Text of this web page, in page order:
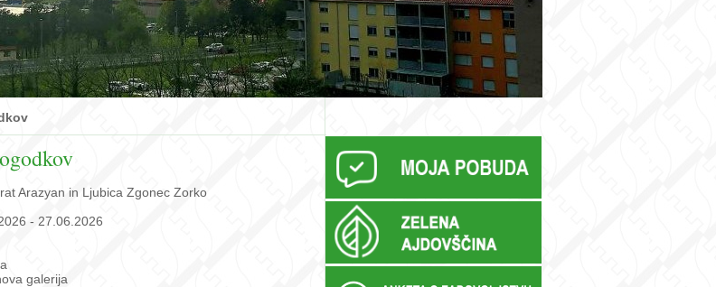
Arazyan in Ljubica Zgonec Zorko
- 27.06.2026
galerija